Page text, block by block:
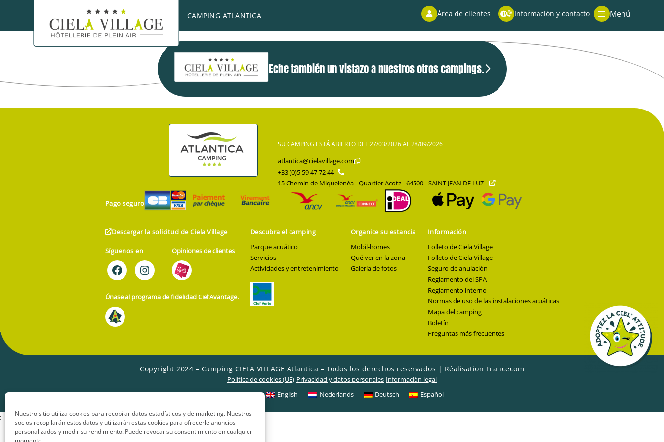
Nuestro sitio utiliza cookies para recopilar datos estadísticos y de marketing. Nuestros
socios recopilarán estos datos y utilizarán estas cookies para ofrecerle anuncios
personalizados y medir su rendimiento. Puede revocar su consentimiento en cualquier
momento.
CAMPING ATLANTICA Área de clientes Información y contacto Menú
¿Sabías que el rey Luis XIV se casó con la infanta María Teresa de Austria en San Juan de Luz en 1660? Aquí puedes visitar lacasa de la Infanta .
Eche también un vistazo a nuestros otros campings.
SU CAMPING ESTÁ ABIERTO DEL 27/03/2026 AL 28/09/2026
atlantica@cielavillage.com
+33 (0)5 59 47 72 44
15 Chemin de Miquelenéa - Quartier Acotz - 64500 - SAINT JEAN DE LUZ
Pago seguro
Descargar la solicitud de Ciela Village
Síguenos en Opiniones de clientes
Únase al programa de fidelidad Ciel’Avantage.
Descubra el camping
Parque acuático
Servicios
Actividades y entretenimiento
Organice su estancia
Mobil-homes
Qué ver en la zona
Galería de fotos
Información
Folleto de Ciela Village
Folleto de Ciela Village
Seguro de anulación
Reglamento del SPA
Reglamento interno
Normas de uso de las instalaciones acuáticas
Mapa del camping
Boletín
Preguntas más frecuentes
Copyright 2024 – Camping CIELA VILLAGE Atlantica – Todos los derechos reservados | Réalisation Francecom
Política de cookies (UE) Privacidad y datos personales Información legal
Français
English Nederlands Deutsch Español
: